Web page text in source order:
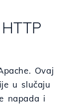
Ovaj
u slučaju
napada i